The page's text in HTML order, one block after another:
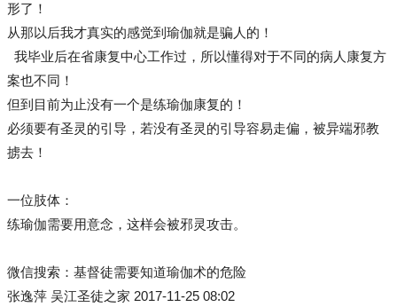
形了！
从那以后我才真实的感觉到瑜伽就是骗人的！
我毕业后在省康复中心工作过，所以懂得对于不同的病人康复方
案也不同！
但到目前为止没有一个是练瑜伽康复的！
必须要有圣灵的引导，若没有圣灵的引导容易走偏，被异端邪教
掳去！
一位肢体：
练瑜伽需要用意念，这样会被邪灵攻击。
微信搜索：基督徒需要知道瑜伽术的危险
张逸萍 吴江圣徒之家 2017-11-25 08:02